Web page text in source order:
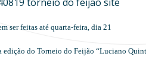
ser feitas até quarta-feira, dia 21
do Torneio do Feijão “Luciano